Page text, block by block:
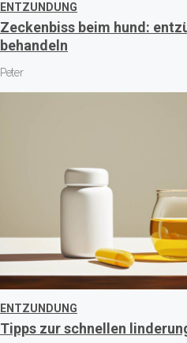
ENTZUNDUNG
Zeckenbiss beim hund:
behandeln
Peter
ENTZUNDUNG
Tipps zur schnellen